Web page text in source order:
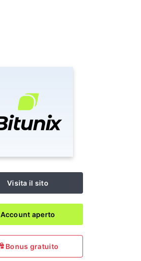
Visita il sito
Account aperto
Bonus gratuito